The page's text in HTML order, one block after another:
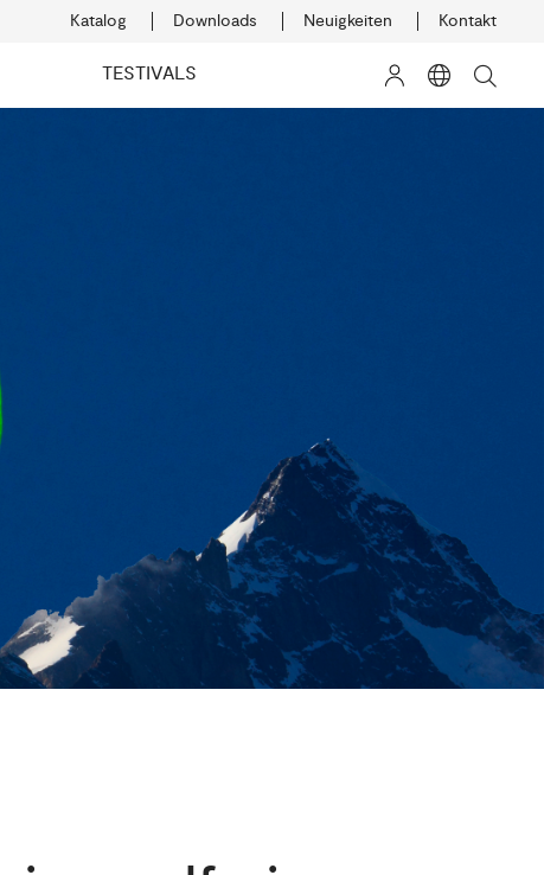
Katalog Downloads Neuigkeiten Kontakt
TESTIVALS